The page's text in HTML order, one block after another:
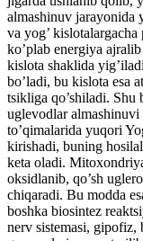
almashinuv jarayonida
va yog’
ko’plab energiya
kislota shaklida
bo’ladi, bu kislota esa
tsikliga qo’shiladi. Shu
uglevodlar almashinuvi
to’qimalarida yuqori
kirishadi, buning
keta oladi.
oksidlanib, qo’sh
chiqaradi. Bu modda
boshka biosintez
nerv sistemasi,